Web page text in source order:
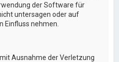
der Software für
untersagen oder auf
Einfluss nehmen.
Ausnahme der Verletzung